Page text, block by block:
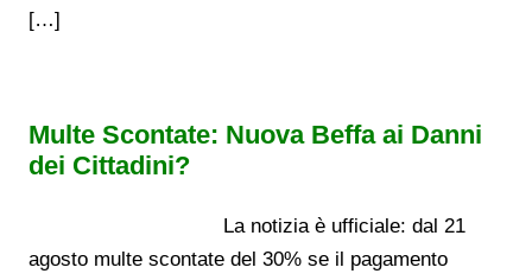
[…]
Multe Scontate: Nuova Beffa ai Danni
dei Cittadini?
La notizia è ufficiale: dal 21
agosto multe scontate del 30% se il pagamento